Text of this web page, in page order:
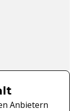
Anbietern